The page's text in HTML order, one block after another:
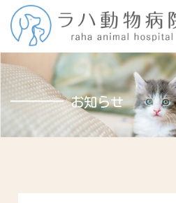
お知らせ